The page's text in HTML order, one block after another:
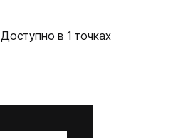
Доступно в 1 точках